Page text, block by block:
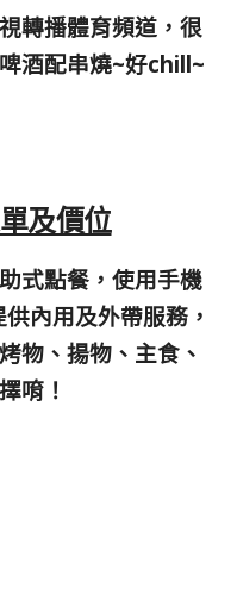
轉播體育頻道，很
酒配串燒~好chill~
及價位
式點餐，使用手機
內用及外帶服務，
物、揚物、主食、
唷！